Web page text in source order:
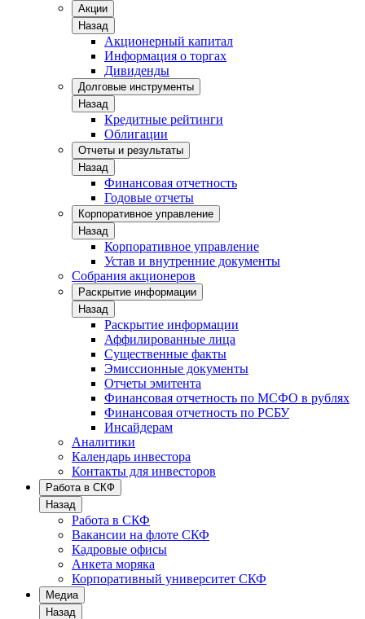
Акции
Назад
Акционерный капитал
Информация о торгах
Дивиденды
Долговые инструменты
Назад
Кредитные рейтинги
Облигации
Отчеты и результаты
Назад
Финансовая отчетность
Годовые отчеты
Корпоративное управление
Назад
Корпоративное управление
Устав и внутренние документы
Собрания акционеров
Раскрытие информации
Назад
Раскрытие информации
Аффилированные лица
Существенные факты
Эмиссионные документы
Отчеты эмитента
Финансовая отчетность по МСФО в рублях
Финансовая отчетность по РСБУ
Инсайдерам
Аналитики
Календарь инвестора
Контакты для инвесторов
Работа в СКФ
Назад
Работа в СКФ
Вакансии на флоте СКФ
Кадровые офисы
Анкета моряка
Корпоративный университет СКФ
Медиа
Назад